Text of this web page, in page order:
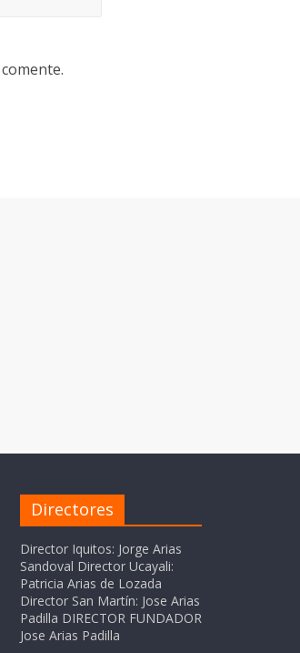
Directores
Director Iquitos: Jorge Arias
Sandoval Director Ucayali:
Patricia Arias de Lozada
Director San Martín: Jose Arias
Padilla DIRECTOR FUNDADOR
Jose Arias Padilla